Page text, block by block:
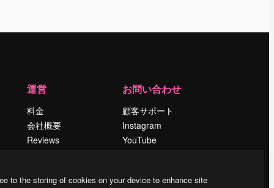
運営
料金
会社概要
Reviews
ブログ
お問い合わせ
顧客サポート
Instagram
YouTube
Discord
to the storing of cookies on your device to enhance site